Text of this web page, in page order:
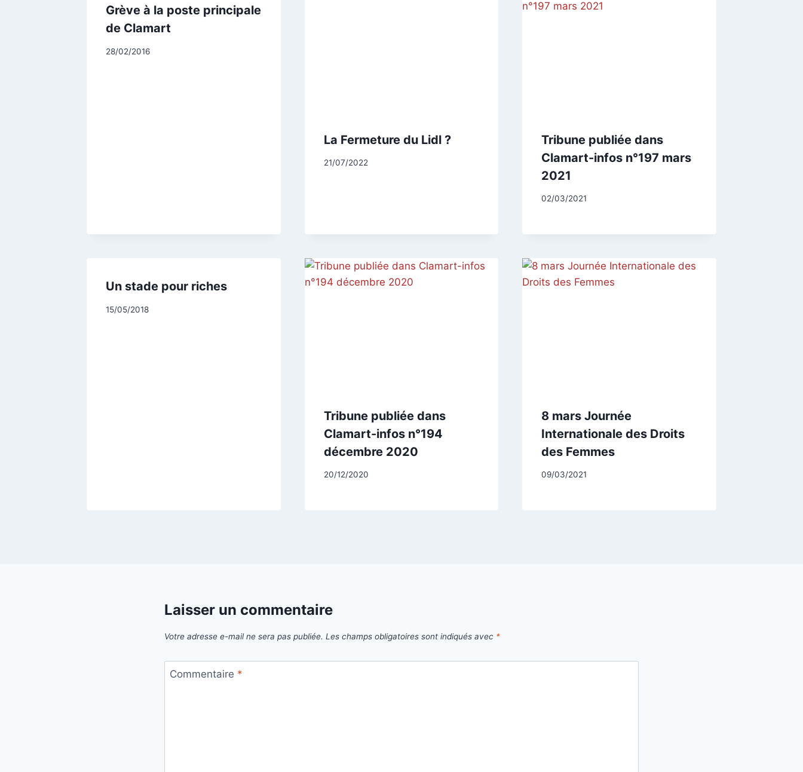
Grève à la poste principale
de Clamart
Par
28/02/2016
La Fermeture du Lidl ?
Par
21/07/2022
Tribune publiée dans
Clamart-infos n°197 mars
2021
Par
02/03/2021
Un stade pour riches
Par
15/05/2018
Tribune publiée dans
Clamart-infos n°194
décembre 2020
Par
20/12/2020
8 mars Journée
Internationale des Droits
des Femmes
Par
09/03/2021
Laisser un commentaire
Votre adresse e-mail ne sera pas publiée. Les champs obligatoires sont indiqués avec *
Commentaire *